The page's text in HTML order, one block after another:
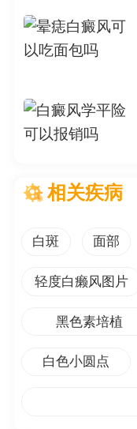
婴儿皮肤在太阳底
的问题。为了更好地
1. 生理原因
婴儿的皮肤在太阳
肤更加薄而透明。婴
2. 过敏反应
某些婴儿可能对太
敏症状，如发红、瘙
3. 防晒措施
对于婴儿皮肤在太
相关疾病
白斑 面部
轻度白癞风图片
黑色素培植
白色小圆点